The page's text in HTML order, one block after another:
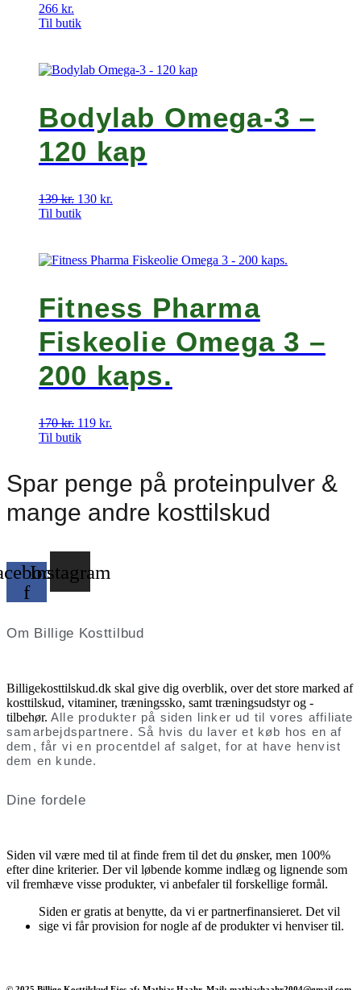
266 kr.
Til butik
Bodylab Omega-3 –
120 kap
139kr. Den
oprindelige
139 kr..
130 kr.
130 kr..
Til butik
Fitness Pharma
Fiskeolie Omega 3 –
200 kaps.
170kr. Den
oprindelige
170 kr..
119 kr.
119 kr..
Til butik
Spar penge på proteinpulver &
mange andre kosttilskud
f
Instagram
Om Billige Kosttilbud
Billigekosttilskud.dk skal give dig overblik, over det store marked af
kosttilskud, vitaminer, træningssko, samt træningsudstyr og -
tilbehør. Alle produkter på siden linker ud til vores affiliate
samarbejdspartnere. Så hvis du laver et køb hos en af
dem, får vi en procentdel af salget, for at have henvist
dem en kunde.
Dine fordele
Siden vil være med til at finde frem til det du ønsker, men 100%
efter dine kriterier. Der vil løbende komme indlæg og lignende som
vil fremhæve visse produkter, vi anbefaler til forskellige formål.
Siden er gratis at benytte, da vi er partnerfinansieret. Det vil
sige vi får provision for nogle af de produkter vi henviser til.